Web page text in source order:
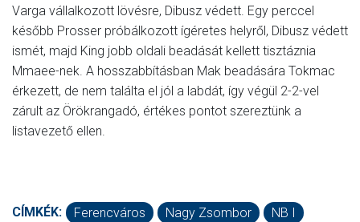
Varga vállalkozott lövésre, Dibusz védett. Egy perccel
később Prosser próbálkozott ígéretes helyről, Dibusz védett
ismét, majd King jobb oldali beadását kellett tisztáznia
Mmaee-nek. A hosszabbításban Mak beadására Tokmac
érkezett, de nem találta el jól a labdát, így végül 2-2-vel
zárult az Örökrangadó, értékes pontot szereztünk a
listavezető ellen.
CÍMKÉK: Ferencváros Nagy Zsombor
NB I